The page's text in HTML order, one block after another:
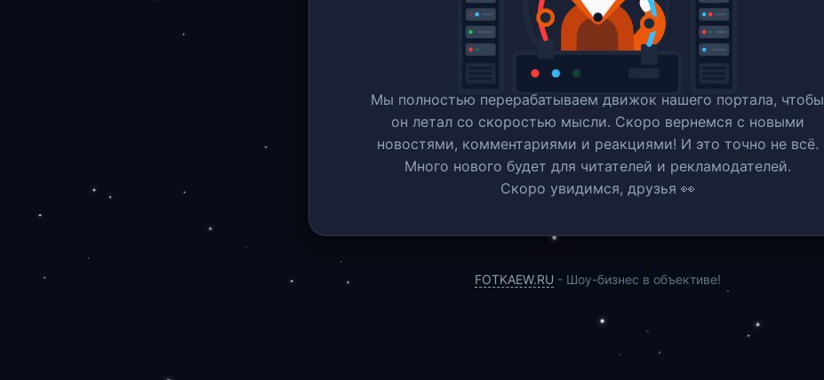
Мы полностью перерабатываем движок нашего портала, чтобы
он летал со скоростью мысли. Скоро вернемся c новыми
новостями, комментариями и реакциями! И это точно не всё.
Много нового будет для читателей и рекламодателей.
Скоро увидимся, друзья 👀
FOTKAEW.RU - Шоу-бизнес в объективе!